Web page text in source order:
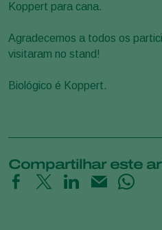
Koppert para cana.
Agradecemos a todos os
visitaram no stand!
Biológico é Koppert.
Compartilhar este